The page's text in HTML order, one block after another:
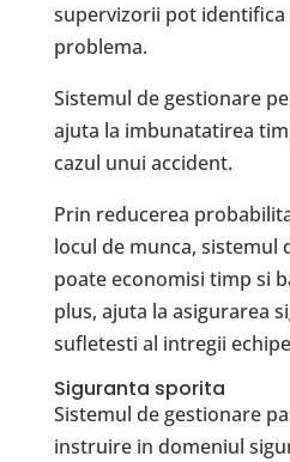
supervizorii pot
problema.
Sistemul de gestionare
ajuta la imbunatatirea
cazul unui accident.
Prin reducerea
locul de munca, sistemul
poate economisi timp si
plus, ajuta la asigurarea
sufletesti al intregii
Siguranta sporita
Sistemul de gestionare
instruire in domeniul